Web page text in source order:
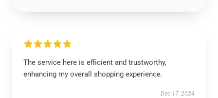
The service here is efficient and trustworthy,
enhancing my overall shopping experience.
Dec 17, 2024